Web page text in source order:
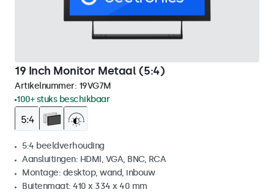
19 Inch Monitor Metaal (5:4)
Artikelnummer: 19VG7M
100+ stuks beschikbaar
5:4 beeldverhouding
Aansluitingen: HDMI, VGA, BNC, RCA
Montage: desktop, wand, inbouw
Buitenmaat: 410 x 334 x 40 mm